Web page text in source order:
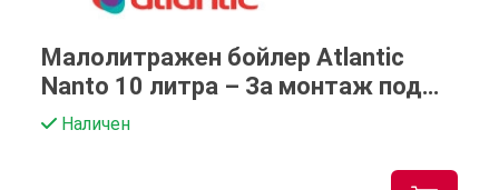
Малолитражен бойлер Atlantic
Nanto 10 литра – За монтаж под
мивка
Наличен